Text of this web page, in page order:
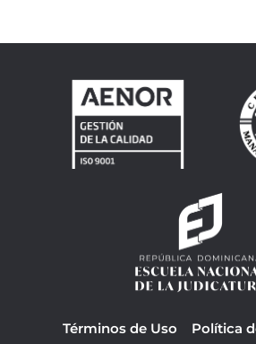
Términos de Uso
Política